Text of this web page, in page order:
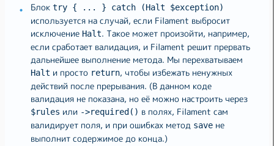
Блок try { ... } catch (Halt $exception)
используется на случай, если Filament выбросит
исключение Halt. Такое может произойти, например,
если сработает валидация, и Filament решит прервать
дальнейшее выполнение метода. Мы перехватываем
Halt и просто return, чтобы избежать ненужных
действий после прерывания. (В данном коде
валидация не показана, но её можно настроить через
$rules или ->required() в полях, Filament сам
валидирует поля, и при ошибках метод save не
выполнит содержимое до конца.)